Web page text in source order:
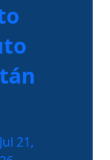
Jul 21,